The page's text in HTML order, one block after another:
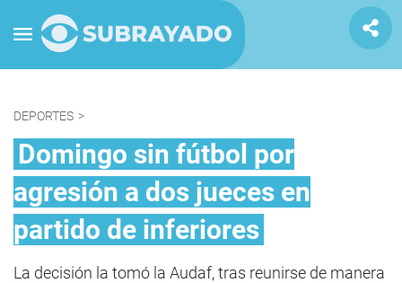
DEPORTES >
Domingo sin fútbol por
agresión a dos jueces en
partido de inferiores
La decisión la tomó la Audaf, tras reunirse de manera